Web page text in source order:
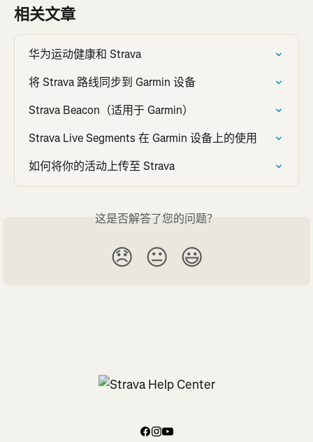
相关文章
华为运动健康和 Strava
将 Strava 路线同步到 Garmin 设备
Strava Beacon（适用于 Garmin）
Strava Live Segments 在 Garmin 设备上的使用
如何将你的活动上传至 Strava
这是否解答了您的问题？
😞 😐 😃